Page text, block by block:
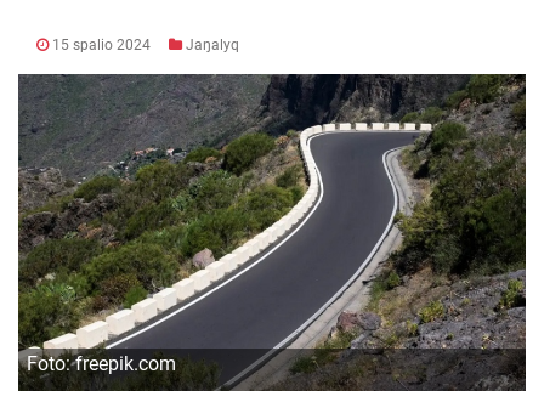
15 spalio 2024 Jaŋalyq
Foto: freepik.com